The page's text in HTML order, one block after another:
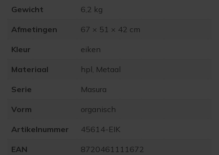
Gewicht 6,2 kg
Afmetingen 67 × 51 × 42 cm
Kleur eiken
Materiaal hpl, Metaal
Serie Masura
Vorm organisch
Artikelnummer 45614-EIK
EAN 8720461111672